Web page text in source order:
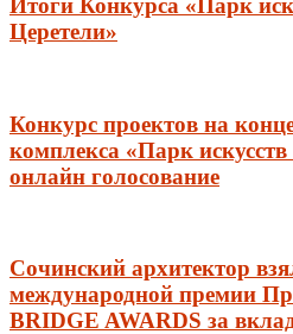
Итоги Конкурса «Парк
Церетели»
Конкурс проектов на
комплекса «Парк
онлайн голосование
Сочинский архитектор
международной премии
BRIDGE AWARDS за